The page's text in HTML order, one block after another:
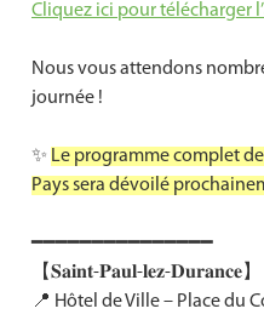
Cliquez ici pour télécharger
Nous vous attendons
journée !
✨ Le programme complet
Pays sera dévoilé
━━━━━━━━━━━━━━━
【𝐒𝐚𝐢𝐧𝐭-𝐏𝐚𝐮𝐥-𝐥𝐞𝐳-𝐃𝐮𝐫𝐚𝐧𝐜𝐞】
📍 Hôtel de Ville – Place du